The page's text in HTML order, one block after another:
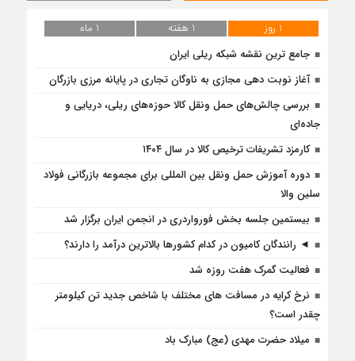
1 روز 1 هفته
1 ماه
جامع ترین نقشه شبکه ریلی ایران
آغاز نوبت دهی مجازی به ناوگان تجاری در پایانه مرزی بازرگان
بررسی چالش‌های حمل ونقل کالا حوزه‌های ریلی، دریایی و
جاده‌ای
کارمزد تشریفات ترخیص کالا در سال ۱۴۰۴
دوره آموزش حمل ونقل بین المللی برای مجموعه بازرگانی فولاد
سلین والا
بیستمین جلسه بخش فورواردری در انجمن ایران برگزار شد
◄ رانندگان کامیون در کدام کشورها بالاترین درآمد را دارند؟
فعالیت گمرک هفت روزه شد
نرخ کرایه در مسافت‌ های مختلف با شاخص جدید تن کیلومتر
چقدر است؟
میلاد حضرت مهدی (عج) مبارک باد